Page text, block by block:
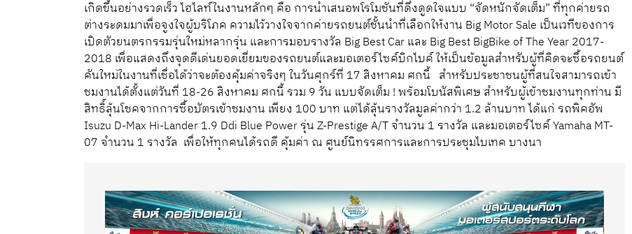
เกิดขึ้นอย่างรวดเร็ว ไฮไลท์ในงานหลักๆ คือ การนำเสนอพโรโมชันที่ดึงดูดใจแบบ “จัดหนักจัดเต็ม” ที่ทุกค่ายรถ
ต่างระดมมาเพื่อจูงใจผู้บริโภค ความไว้วางใจจากค่ายรถยนต์ชั้นนำที่เลือกให้งาน Big Motor Sale เป็นเวทีของการ
เปิดตัวยนตรกรรมรุ่นใหม่หลากรุ่น และการมอบรางวัล Big Best Car และ Big Best BigBike of The Year 2017-
2018 เพื่อแสดงถึงจุดดีเด่นยอดเยี่ยมของรถยนต์และมอเตอร์ไซค์บิกไบค์ ให้เป็นข้อมูลสำหรับผู้ที่คิดจะซื้อรถยนต์
คันใหม่ในงานที่เชื่อได้ว่าจะต้องคุ้มค่าจริงๆ ในวันศุกร์ที่ 17 สิงหาคม ศกนี้ สำหรับประชาชนผู้ที่สนใจสามารถเข้า
ชมงานได้ตั้งแต่วันที่ 18-26 สิงหาคม ศกนี้ รวม 9 วัน แบบจัดเต็ม ! พร้อมโบนัสพิเศษ สำหรับผู้เข้าชมงานทุกท่าน มี
สิทธิ์ลุ้นโชคจากการซื้อบัตรเข้าชมงาน เพียง 100 บาท แต่ได้ลุ้นรางวัลมูลค่ากว่า 1.2 ล้านบาท ได้แก่ รถพิคอัพ
Isuzu D-Max Hi-Lander 1.9 Ddi Blue Power รุ่น Z-Prestige A/T จำนวน 1 รางวัล และมอเตอร์ไซค์ Yamaha MT-
07 จำนวน 1 รางวัล เพื่อให้ทุกคนได้รถดี คุ้มค่า ณ ศูนย์นิทรรศการและการประชุมไบเทค บางนา